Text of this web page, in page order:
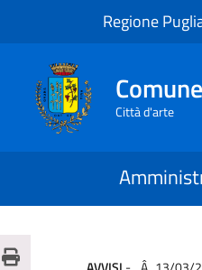
Regione
Città d'arte